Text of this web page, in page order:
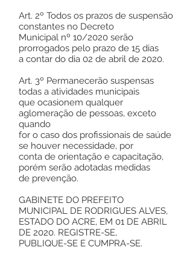
Art. 2º Todos os prazos de suspensão
constantes no Decreto
Municipal nº 10/2020 serão
prorrogados pelo prazo de 15 dias
a contar do dia 02 de abril de 2020.
Art. 3º Permanecerão suspensas
todas a atividades municipais
que ocasionem qualquer
aglomeração de pessoas, exceto
quando
for o caso dos profissionais de saúde
se houver necessidade, por
conta de orientação e capacitação,
porém serão adotadas medidas
de prevenção.
GABINETE DO PREFEITO
MUNICIPAL DE RODRIGUES ALVES,
ESTADO DO ACRE, EM 01 DE ABRIL
DE 2020. REGISTRE-SE,
PUBLIQUE-SE E CUMPRA-SE.